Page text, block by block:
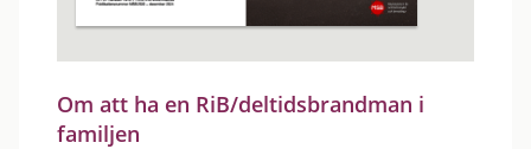
Om att ha en RiB/deltidsbrandman i
familjen